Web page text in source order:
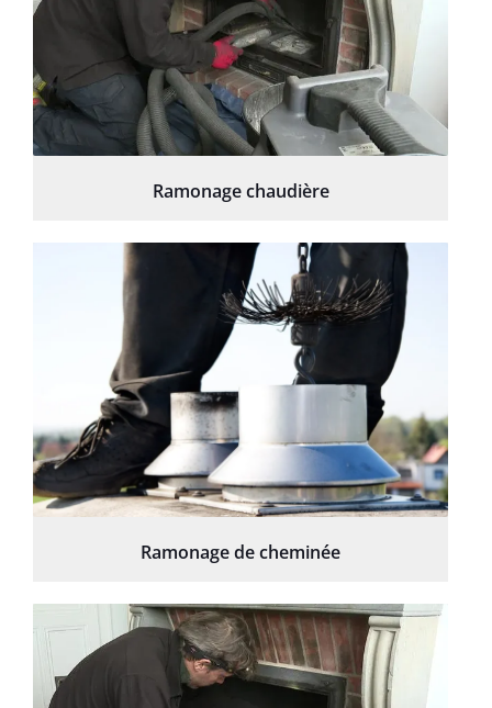
Ramonage chaudière
Ramonage de cheminée